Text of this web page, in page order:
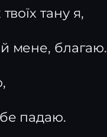
тану я,
мене, благаю.
падаю.